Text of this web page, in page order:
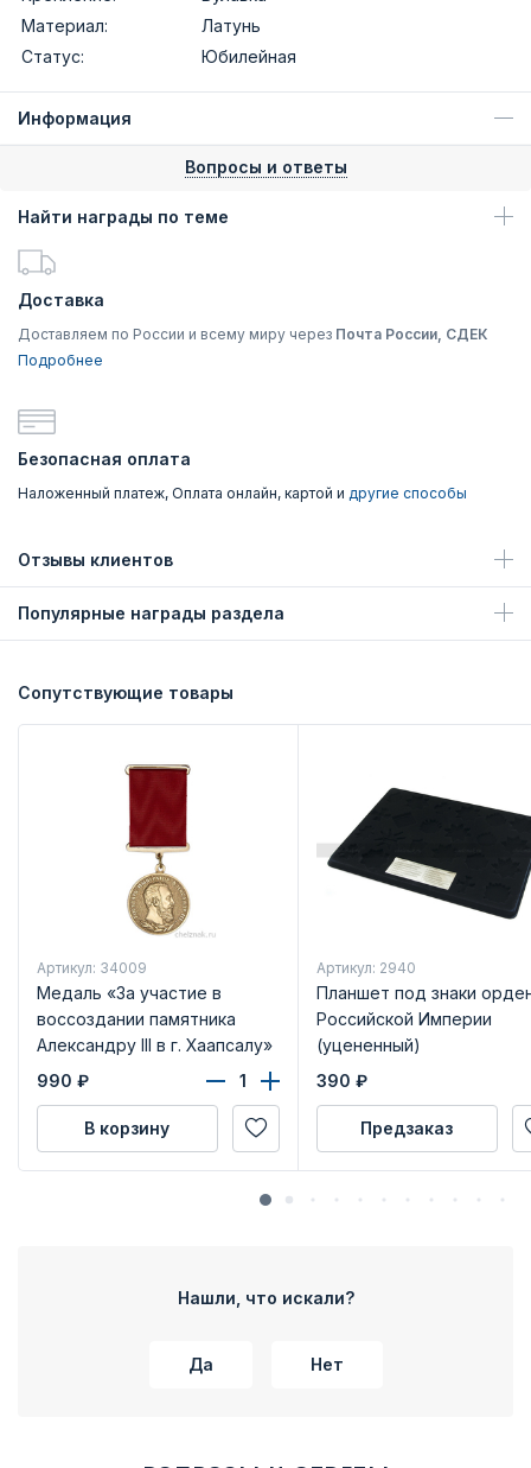
Материал:
Латунь
Статус:
Юбилейная
Информация
Вопросы и ответы
Найти награды по теме
Доставка
Доставляем по России и всему миру через Почта России, СДЕК
Подробнее
Безопасная оплата
Наложенный платеж, Оплата онлайн, картой и другие способы
Отзывы клиентов
Популярные награды раздела
Сопутствующие товары
Артикул: 34009
Медаль «За участие в
воссоздании памятника
Александру III в г. Хаапсалу»
990 ₽
В корзину
Артикул: 2940
Планшет под знаки
Российской Империи
(уцененный)
390 ₽
Предзаказ
Нашли, что искали?
Да Нет